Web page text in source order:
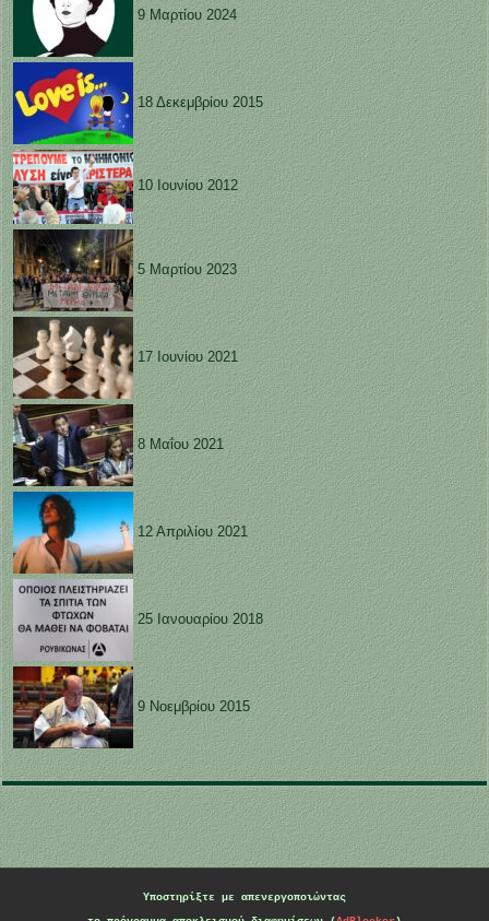
9 Μαρτίου 2024
18 Δεκεμβρίου 2015
10 Ιουνίου 2012
5 Μαρτίου 2023
17 Ιουνίου 2021
8 Μαΐου 2021
12 Απριλίου 2021
25 Ιανουαρίου 2018
9 Νοεμβρίου 2015
Υποστηρίξτε με απενεργοποιώντας